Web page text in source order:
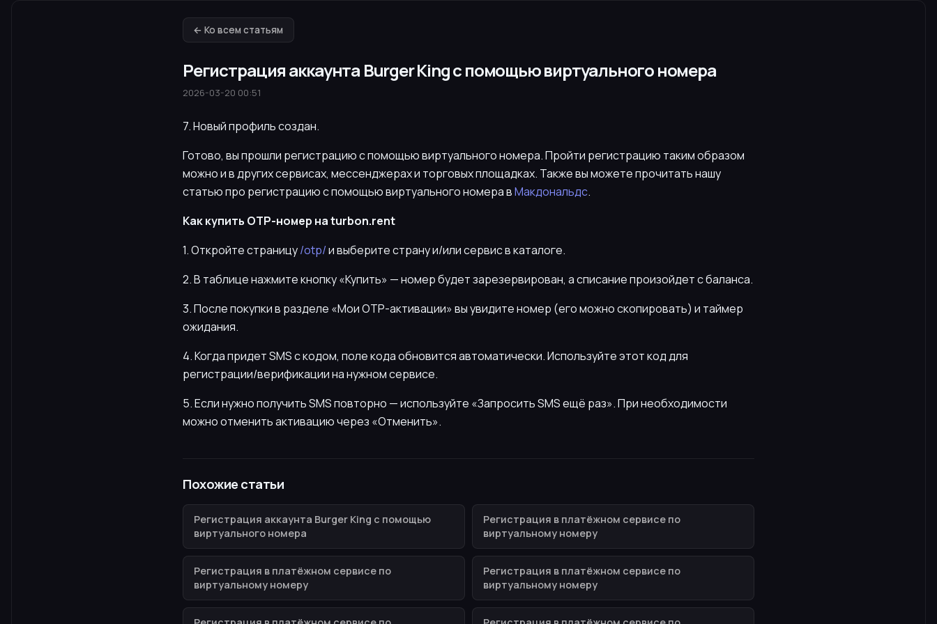
← Ко всем статьям
Регистрация аккаунта Burger King с помощью виртуального номера
2026-03-20 00:51
7. Новый профиль создан.
Готово, вы прошли регистрацию с помощью виртуального номера. Пройти регистрацию таким образом
можно и в других сервисах, мессенджерах и торговых площадках. Также вы можете прочитать нашу
статью про регистрацию с помощью виртуального номера вМакдональдс.
Как купить OTP-номер на turbon.rent
1. Откройте страницу/otp/и выберите страну и/или сервис в каталоге.
2. В таблице нажмите кнопку «Купить» — номер будет зарезервирован, а списание произойдет с баланса.
3. После покупки в разделе «Мои OTP-активации» вы увидите номер (его можно скопировать) и таймер
ожидания.
4. Когда придет SMS с кодом, поле кода обновится автоматически. Используйте этот код для
регистрации/верификации на нужном сервисе.
5. Если нужно получить SMS повторно — используйте «Запросить SMS ещё раз». При необходимости
можно отменить активацию через «Отменить».
Похожие статьи
Регистрация аккаунта Burger King с помощью
виртуального номера
Регистрация в платёжном сервисе по
виртуальному номеру
Регистрация в платёжном сервисе по
виртуальному номеру
Регистрация в платёжном сервисе по
виртуальному номеру